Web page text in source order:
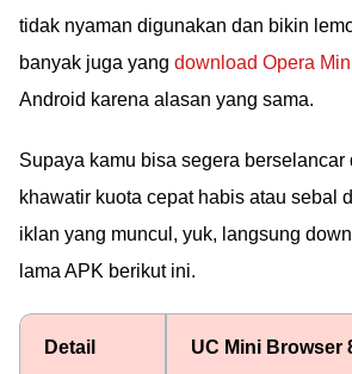
tidak nyaman digunakan dan bikin
banyak juga yang download Opera
Android karena alasan yang sama.
Supaya kamu bisa segera berselancar
khawatir kuota cepat habis atau sebal
iklan yang muncul, yuk, langsung
lama APK berikut ini.
Detail UC Mini Browser